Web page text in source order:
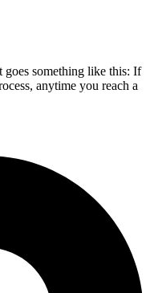
something like this: If
anytime you reach a